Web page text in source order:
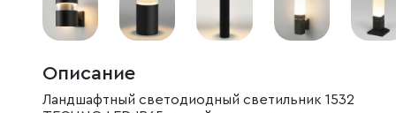
Описание
Ландшафтный светодиодный светильник 1532